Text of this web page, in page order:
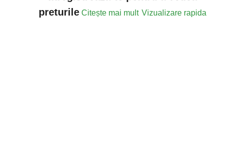
preturile Citește mai mult Vizualizare rapida